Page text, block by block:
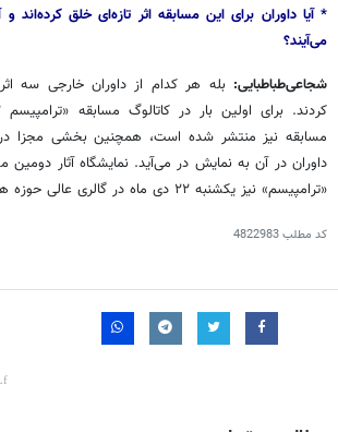
* آیا داوران برای این مسابقه اثر تازه‌ای خلق کرده‌اند و
می‌آیند؟
شجاعی‌طباطبایی: بله هر کدام از داوران خارجی سه
کردند. برای اولین بار در کاتالوگ مسابقه «ترامپیسم
مسابقه نیز منتشر شده است، همچنین بخشی مجزا در
داوران در آن به نمایش در می‌آید. نمایشگاه آثار دومین
«ترامپیسم» نیز یکشنبه ۲۲ دی ماه در گالری عالی حوزه هنری گشایش می‌یابد.
کد مطلب4822983